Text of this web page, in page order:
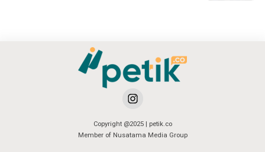
Copyright @2025 | petik.co
Member of Nusatama Media Group